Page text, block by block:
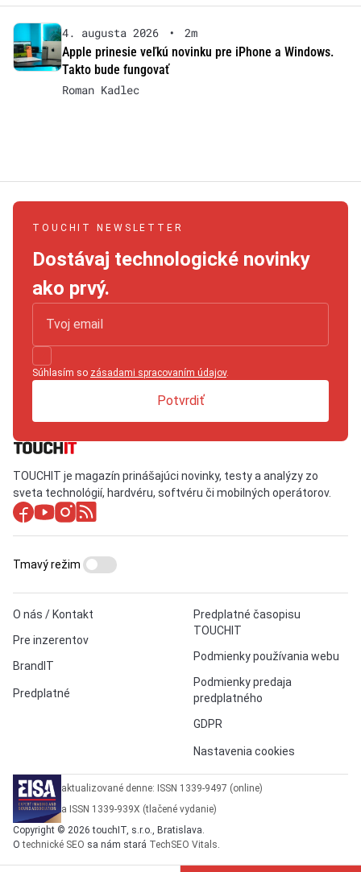
4. augusta 2026 •
2m
Apple prinesie veľkú novinku pre iPhone a Windows.
Takto bude fungovať
Roman Kadlec
TOUCHIT NEWSLETTER
Dostávaj technologické novinky
ako prvý.
Súhlasím so zásadami spracovaním údajov.
Potvrdiť
TOUCHIT je magazín prinášajúci novinky, testy a analýzy zo
sveta technológií, hardvéru, softvéru či mobilných operátorov.
O nás / Kontakt
Pre inzerentov
BrandIT
Predplatné
Predplatné časopisu
TOUCHIT
Podmienky používania webu
Podmienky predaja
predplatného
GDPR
Nastavenia cookies
Tmavý režim
aktualizované denne: ISSN 1339-9497 (online)
a ISSN 1339-939X (tlačené vydanie)
Copyright © 2026 touchIT, s.r.o., Bratislava.
Otechnické SEO sa nám stará TechSEO Vitals.